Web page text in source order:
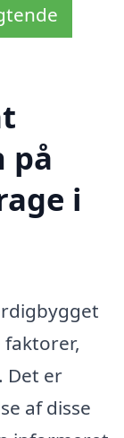
på
i
Det er
af disse